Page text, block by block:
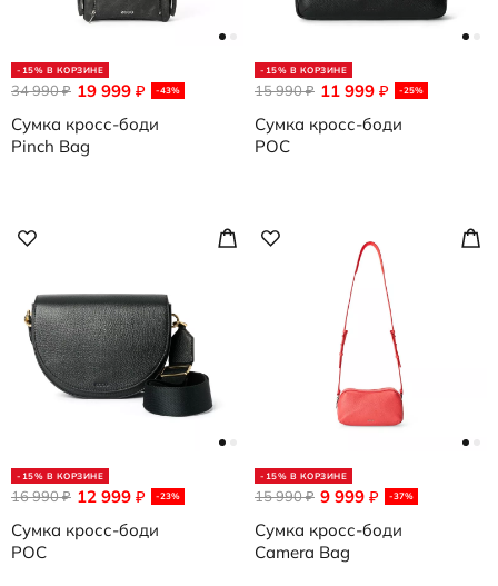
-15% В КОРЗИНЕ
19 999 ₽ -43%
34 990₽
Сумка кросс-боди
Pinch Bag
-15% В КОРЗИНЕ
11 999 ₽ -25%
15 990₽
Сумка кросс-боди
POC
-15% В КОРЗИНЕ
12 999 ₽ -23%
16 990₽
Сумка кросс-боди
POC
-15% В КОРЗИНЕ
9 999 ₽ -37%
15 990₽
Сумка кросс-боди
Camera Bag